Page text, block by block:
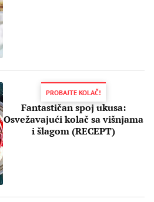
PROBAJTE KOLAČ!
Fantastičan spoj ukusa:
Osvežavajući kolač sa višnjama
i šlagom (RECEPT)